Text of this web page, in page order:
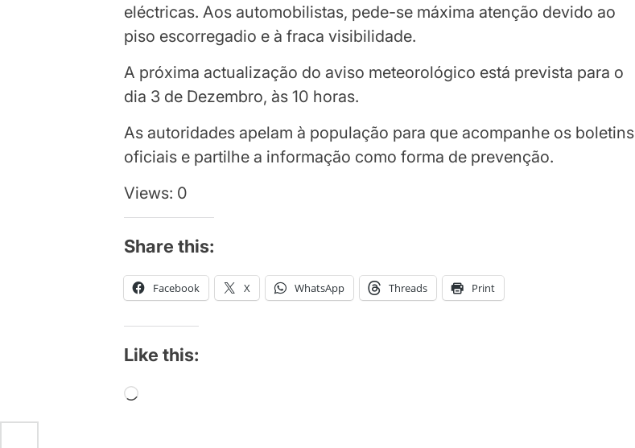
eléctricas. Aos automobilistas, pede-se máxima atenção devido ao
piso escorregadio e à fraca visibilidade.
A próxima actualização do aviso meteorológico está prevista para o
dia 3 de Dezembro, às 10 horas.
As autoridades apelam à população para que acompanhe os boletins
oficiais e partilhe a informação como forma de prevenção.
Views: 0
Share this:
Facebook X WhatsApp Threads Print
Like this:
Loading…